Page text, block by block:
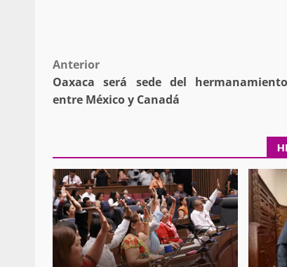
Post
navigation
Anterior
Oaxaca será sede del
entre México y Canadá
admin 27 enero 2026